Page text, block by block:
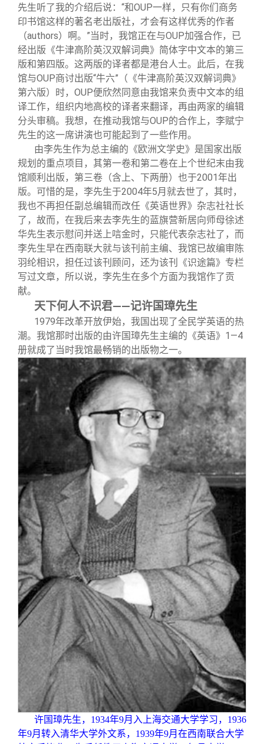
先生听了我的介绍后说：“和OUP一样，只有你们商务
印书馆这样的著名老出版社，才会有这样优秀的作者
（authors）啊。”当时，我馆正在与OUP加强合作，已
经出版《牛津高阶英汉双解词典》简体字中文本的第三
版和第四版。这两版的译者都是港台人士。此后，在我
馆与OUP商讨出版“牛六”（《牛津高阶英汉双解词典》
第六版）时，OUP便欣然同意由我馆来负责中文本的组
译工作，组织内地高校的译者来翻译，再由两家的编辑
分头审稿。我想，在推动我馆与OUP的合作上，李赋宁
先生的这一席讲演也可能起到了一些作用。
由李先生作为总主编的《欧洲文学史》是国家出版
规划的重点项目，其第一卷和第二卷在上个世纪末由我
馆顺利出版，第三卷（含上、下两册）也于2001年出
版。可惜的是，李先生于2004年5月就去世了，其时，
我也不再担任副总编辑而改任《英语世界》杂志社社长
了，故而，在我后来去李先生的蓝旗营新居向师母徐述
华先生表示慰问并送上唁金时，只能代表杂志社了，而
李先生早在西南联大就与该刊前主编、我馆已故编审陈
羽纶相识，担任过该刊顾问，还为该刊《识途篇》专栏
写过文章，所以说，李先生在多个方面为我馆作了贡
献。
天下何人不识君——记许国璋先生
1979年改革开放伊始，我国出现了全民学英语的热
潮。我馆那时出版的由许国璋先生主编的《英语》1—4
册就成了当时我馆最畅销的出版物之一。
许国璋先生，1934年9月入上海交通大学学习，1936
年9月转入清华大学外文系，1939年9月在西南联合大学